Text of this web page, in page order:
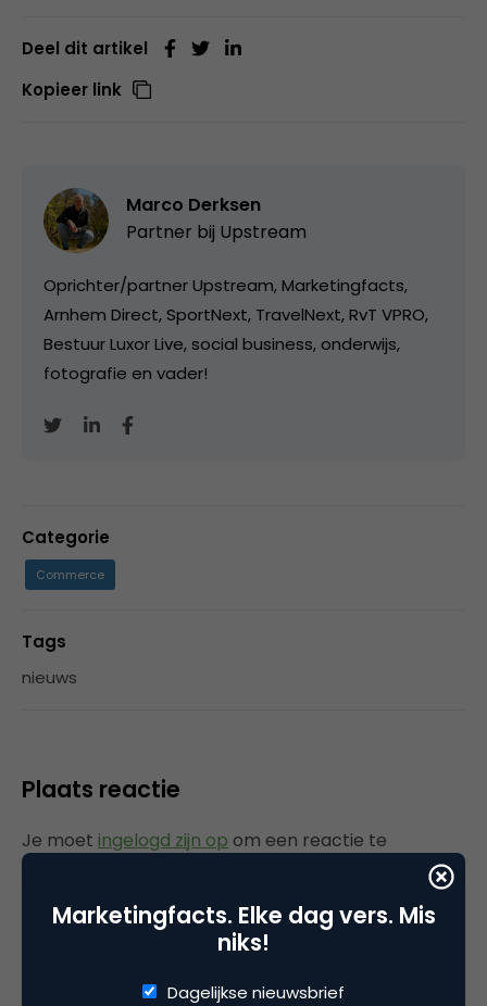
Deel dit artikel
Kopieer link
Marco Derksen
Partner bij Upstream
Oprichter/partner Upstream, Marketingfacts,
Arnhem Direct, SportNext, TravelNext, RvT VPRO,
Bestuur Luxor Live, social business, onderwijs,
fotografie en vader!
Categorie
Commerce
Tags
nieuws
Plaats reactie
Je moet ingelogd zijn op om een reactie te
Gerelateerde artikelen
Marketingfacts. Elke dag vers. Mis
niks!
Dagelijkse nieuwsbrief